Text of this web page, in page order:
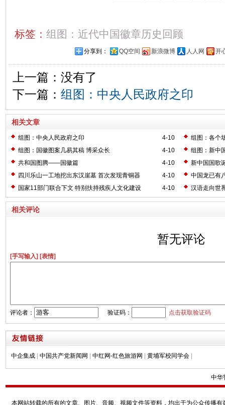
标签： 组图：近代中国徽章历史回顾
分享到： QQ空间 新浪微博 人人网 开
上一篇：没有了
下一篇： 组图：中央人民政府之印
相关文章
4-10
组图：中央人民政府之印
组图：各个
4-10
组图：国徽图案几易其稿 博采众长
组图：新中
4-10
共和国图腾——国徽篇
新中国国歌
4-10
四川乐山一工地挖出东汉崖墓 首次发现青铜器
中国龙已有
4-10
国家11部门联合下文 特别扶持残疾人文化建设 汉语走向世
相关评论
暂无评论
[手写输入] [表情]
评论者： 验证码： 点击获取验证码
中企集成 中国共产党新闻网 中红网-红色旅游网 黄埔军校同学会
中华
本网站转载的所有的文章、图片、音频、视频文件等资料，均出于为公众传播